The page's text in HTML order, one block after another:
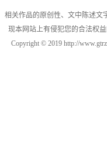
相关作品的原创性、文中陈述文
现本网站上有侵犯您的合法权
Copyright © 2019 http://